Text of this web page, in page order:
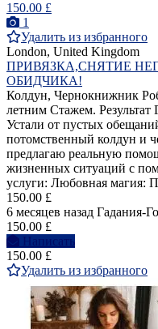
150.00 £
1
Удалить из избранного
London, United Kingdom
ПРИВЯЗКА,СНЯТИЕ
ОБИДЧИКА!
Колдун, Чернокнижник
летним Стажем.
Устали от пустых
потомственный колдун и
предлагаю реальную
жизненных ситуаций с
услуги: Любовная магия:
150.00 £
6 месяцев назад Гадания-
150.00 £
Написать
150.00 £
Удалить из избранного